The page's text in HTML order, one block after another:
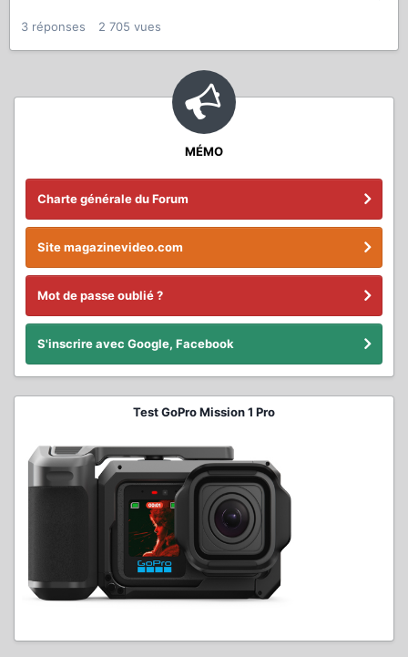
3 réponses 2 705 vues
MÉMO
Charte générale du Forum
Site magazinevideo.com
Mot de passe oublié ?
S'inscrire avec Google, Facebook
Test GoPro Mission 1 Pro